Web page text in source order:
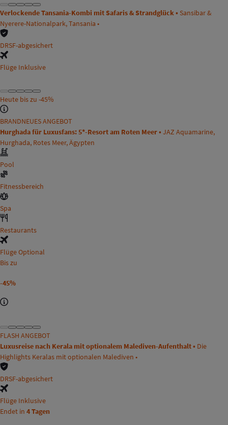
Verlockende Tansania-Kombi mit Safaris & Strandglück • Sansibar &
Nyerere-Nationalpark, Tansania •
DRSF-abgesichert
Flüge Inklusive
Heute bis zu -45%
BRANDNEUES ANGEBOT
Hurghada für Luxusfans: 5*-Resort am Roten Meer • JAZ Aquamarine,
Hurghada, Rotes Meer, Ägypten
Pool
Fitnessbereich
Spa
Restaurants
Flüge Optional
Bis zu
-45%
FLASH ANGEBOT
Luxusreise nach Kerala mit optionalem Malediven-Aufenthalt • Die
Highlights Keralas mit optionalen Malediven •
DRSF-abgesichert
Flüge Inklusive
Endet in 4 Tagen